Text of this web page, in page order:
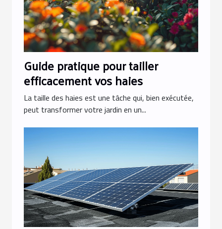
Guide pratique pour tailler
efficacement vos haies
La taille des haies est une tâche qui, bien exécutée,
peut transformer votre jardin en un...